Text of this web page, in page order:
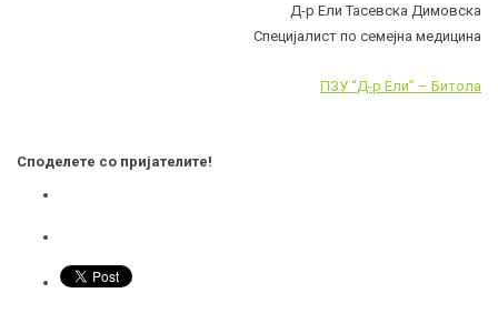
Д-р Ели Тасевска Димовска
Специјалист по семејна медицина
ПЗУ “Д-р Eли” – Битола
Споделете со пријателите!